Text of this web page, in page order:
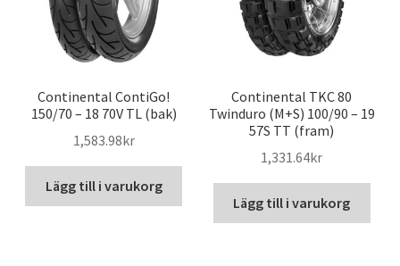
Continental ContiGo!
150/70 – 18 70V TL (bak)
1,583.98kr
Lägg till i varukorg
Continental TKC 80
Twinduro (M+S) 100/90 – 19
57S TT (fram)
1,331.64kr
Lägg till i varukorg